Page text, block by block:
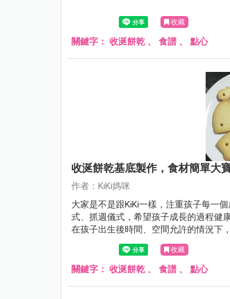
收藏
關鍵字： 收涎餅乾 、 食譜 、 點心
收涎餅乾基底製作，食材簡單大
作者：KiKi媽咪
大家是不是跟KiKi一樣，注重孩子每一
式、抓週儀式，希望孩子成長的過程健
在孩子出生後時間、空間允許的情況下
收藏
關鍵字： 收涎餅乾 、 食譜 、 點心